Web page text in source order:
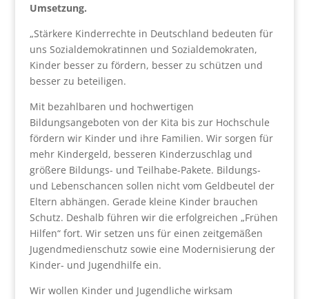
Umsetzung.
„Stärkere Kinderrechte in Deutschland bedeuten für
uns Sozialdemokratinnen und Sozialdemokraten,
Kinder besser zu fördern, besser zu schützen und
besser zu beteiligen.
Mit bezahlbaren und hochwertigen
Bildungsangeboten von der Kita bis zur Hochschule
fördern wir Kinder und ihre Familien. Wir sorgen für
mehr Kindergeld, besseren Kinderzuschlag und
größere Bildungs- und Teilhabe-Pakete. Bildungs-
und Lebenschancen sollen nicht vom Geldbeutel der
Eltern abhängen. Gerade kleine Kinder brauchen
Schutz. Deshalb führen wir die erfolgreichen „Frühen
Hilfen“ fort. Wir setzen uns für einen zeitgemäßen
Jugendmedienschutz sowie eine Modernisierung der
Kinder- und Jugendhilfe ein.
Wir wollen Kinder und Jugendliche wirksam